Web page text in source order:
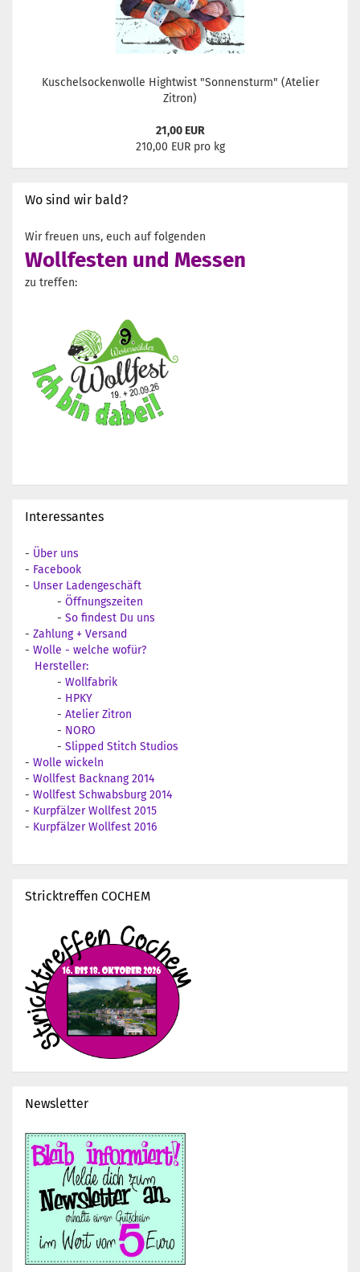
Kuschelsockenwolle Hightwist "Sonnensturm" (Atelier
Zitron)
21,00 EUR
210,00 EUR pro kg
Wo sind wir bald?
Wir freuen uns, euch auf folgenden
Wollfesten und Messen
zu treffen:
Interessantes
- Über uns
- Facebook
- Unser Ladengeschäft
- Öffnungszeiten
- So findest Du uns
- Zahlung + Versand
- Wolle - welche wofür?
Hersteller:
- Wollfabrik
- HPKY
- Atelier Zitron
- NORO
- Slipped Stitch Studios
- Wolle wickeln
- Wollfest Backnang 2014
- Wollfest Schwabsburg 2014
- Kurpfälzer Wollfest 2015
- Kurpfälzer Wollfest 2016
Stricktreffen COCHEM
Newsletter